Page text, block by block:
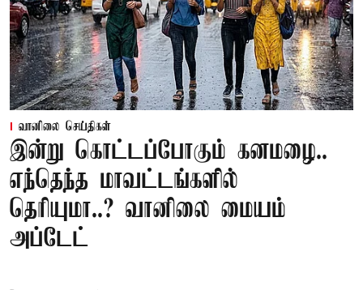
வானிலை செய்திகள்
இன்று கொட்டப்போகும் கனமழை..
எந்தெந்த மாவட்டங்களில்
தெரியுமா..? வானிலை மையம்
அப்டேட்